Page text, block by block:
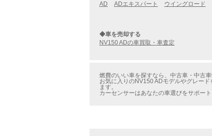
AD
ADエキスパート ウイングロード
◆車を売却する
NV150 ADの車買取・車査定
燃費のいい車を探すなら、中古車・中古
お気に入りのNV150 ADモデルやグレー
ます。
カーセンサーはあなたの車選びをサポート